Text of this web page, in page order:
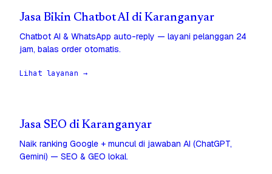
Jasa Bikin Chatbot AI di Karanganyar
Chatbot AI & WhatsApp auto-reply — layani pelanggan 24
jam, balas order otomatis.
Lihat layanan →
Jasa SEO di Karanganyar
Naik ranking Google + muncul di jawaban AI (ChatGPT,
Gemini) — SEO & GEO lokal.